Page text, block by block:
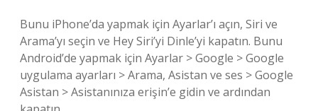
Bunu iPhone’da yapmak için Ayarlar’ı açın, Siri ve
Arama’yı seçin ve Hey Siri’yi Dinle’yi kapatın. Bunu
Android’de yapmak için Ayarlar > Google > Google
uygulama ayarları > Arama, Asistan ve ses > Google
Asistan > Asistanınıza erişin’e gidin ve ardından